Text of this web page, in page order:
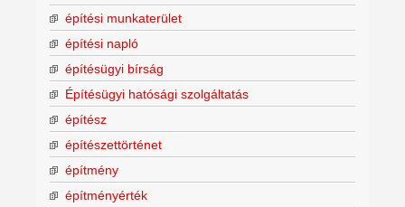
építési munkaterület
építési napló
építésügyi bírság
Építésügyi hatósági szolgáltatás
építész
építészettörténet
építmény
építményérték